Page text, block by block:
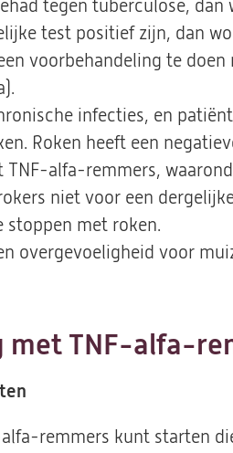
tegen tuberculose, dan
test positief zijn, dan
voorbehandeling te
infecties, en
Roken heeft een
TNF-alfa-remmers,
niet voor een
stoppen met roken.
overgevoeligheid voor
met TNF-alfa-
remmers kunt starten